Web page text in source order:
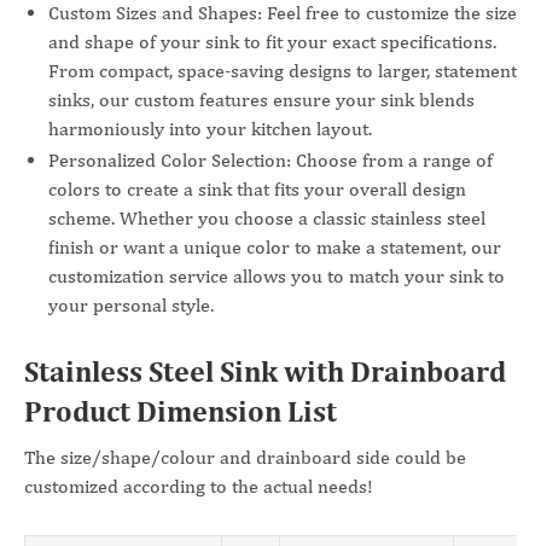
Custom Sizes and Shapes: Feel free to customize the size
and shape of your sink to fit your exact specifications.
From compact, space-saving designs to larger, statement
sinks, our custom features ensure your sink blends
harmoniously into your kitchen layout.
Personalized Color Selection: Choose from a range of
colors to create a sink that fits your overall design
scheme. Whether you choose a classic stainless steel
finish or want a unique color to make a statement, our
customization service allows you to match your sink to
your personal style.
Stainless Steel Sink with Drainboard
Product Dimension List
The size/shape/colour and drainboard side could be
customized according to the actual needs!